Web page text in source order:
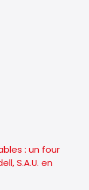
: un four
S.A.U. en